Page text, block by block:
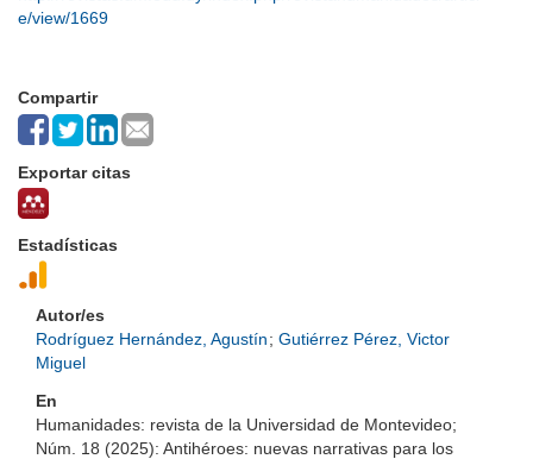
e/view/1669
Compartir
Exportar citas
Estadísticas
Autor/es
Rodríguez Hernández, Agustín; Gutiérrez Pérez, Victor
Miguel
En
Humanidades: revista de la Universidad de Montevideo;
Núm. 18 (2025): Antihéroes: nuevas narrativas para los